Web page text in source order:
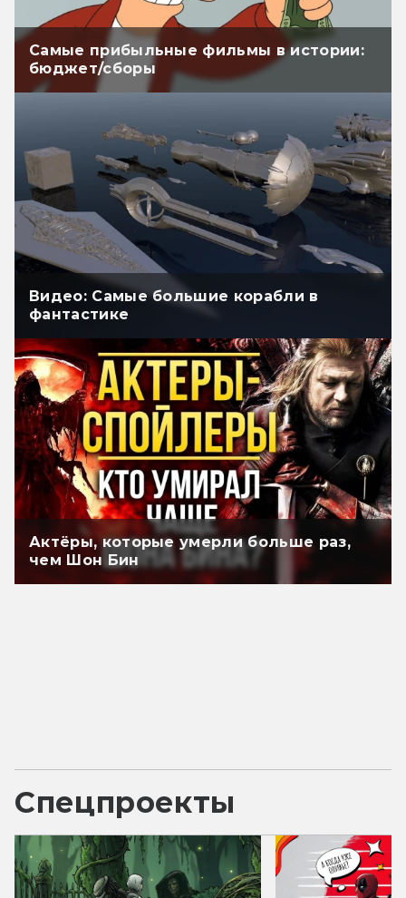
Самые прибыльные фильмы в истории:
бюджет/сборы
Видео: Самые большие корабли в
фантастике
Актёры, которые умерли больше раз,
чем Шон Бин
Спецпроекты